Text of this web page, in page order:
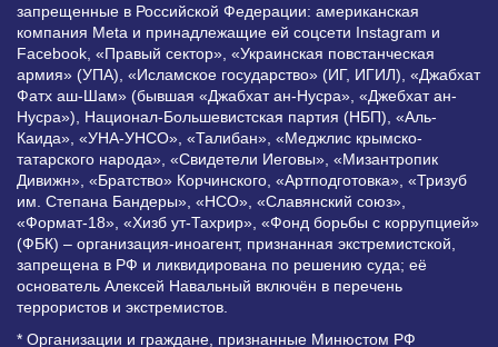
запрещенные в Российской Федерации: американская
компания Meta и принадлежащие ей соцсети Instagram и
Facebook, «Правый сектор», «Украинская повстанческая
армия» (УПА), «Исламское государство» (ИГ, ИГИЛ), «Джабхат
Фатх аш-Шам» (бывшая «Джабхат ан-Нусра», «Джебхат ан-
Нусра»), Национал-Большевистская партия (НБП), «Аль-
Каида», «УНА-УНСО», «Талибан», «Меджлис крымско-
татарского народа», «Свидетели Иеговы», «Мизантропик
Дивижн», «Братство» Корчинского, «Артподготовка», «Тризуб
им. Степана Бандеры», «НСО», «Славянский союз»,
«Формат-18», «Хизб ут-Тахрир», «Фонд борьбы с коррупцией»
(ФБК) – организация-иноагент, признанная экстремистской,
запрещена в РФ и ликвидирована по решению суда; её
основатель Алексей Навальный включён в перечень
террористов и экстремистов.
* Организации и граждане, признанные Минюстом РФ